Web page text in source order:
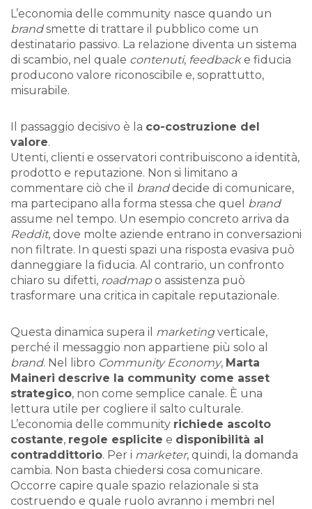
L’economia delle community nasce quando un
brandsmette di trattare il pubblico come un
destinatario passivo. La relazione diventa un sistema
di scambio, nel quale contenuti, feedbacke fiducia
producono valore riconoscibile e, soprattutto,
misurabile.
Il passaggio decisivo è la co-costruzione del
valore.
Utenti, clienti e osservatori contribuiscono a identità,
prodotto e reputazione. Non si limitano a
commentare ciò che il branddecide di comunicare,
ma partecipano alla forma stessa che quel brand
assume nel tempo. Un esempio concreto arriva da
Reddit, dove molte aziende entrano in conversazioni
non filtrate. In questi spazi una risposta evasiva può
danneggiare la fiducia. Al contrario, un confronto
chiaro su difetti, roadmapo assistenza può
trasformare una critica in capitale reputazionale.
Questa dinamica supera il marketingverticale,
perché il messaggio non appartiene più solo al
brand. Nel libro Community Economy, Marta
Maineri descrive la community come asset
strategico, non come semplice canale. È una
lettura utile per cogliere il salto culturale.
L’economia delle community richiede ascolto
costante, regole esplicite e disponibilità al
contraddittorio. Per i marketer, quindi, la domanda
cambia. Non basta chiedersi cosa comunicare.
Occorre capire quale spazio relazionale si sta
costruendo e quale ruolo avranno i membri nel